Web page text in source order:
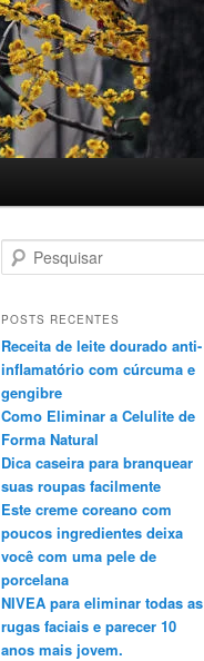
e
q
i
s
a
r
POSTS RECENTES
Receita de leite dourado anti-
inflamatório com cúrcuma e
gengibre
Como Eliminar a Celulite de
Forma Natural
Dica caseira para branquear
suas roupas facilmente
Este creme coreano com
poucos ingredientes deixa
você com uma pele de
porcelana
NIVEA para eliminar todas as
rugas faciais e parecer 10
anos mais jovem.